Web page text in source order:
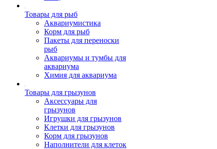
Товары для рыб
Аквариумистика
Корм для рыб
Пакеты для переноски
рыб
Аквариумы и тумбы для
аквариума
Химия для аквариума
Товары для грызунов
Аксессуары для
грызунов
Игрушки для грызунов
Клетки для грызунов
Корм для грызунов
Наполнители для клеток